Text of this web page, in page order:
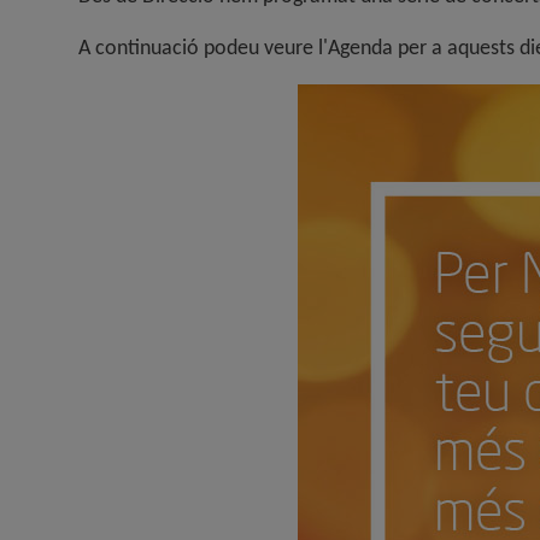
A continuació podeu veure l'Agenda per a aquests